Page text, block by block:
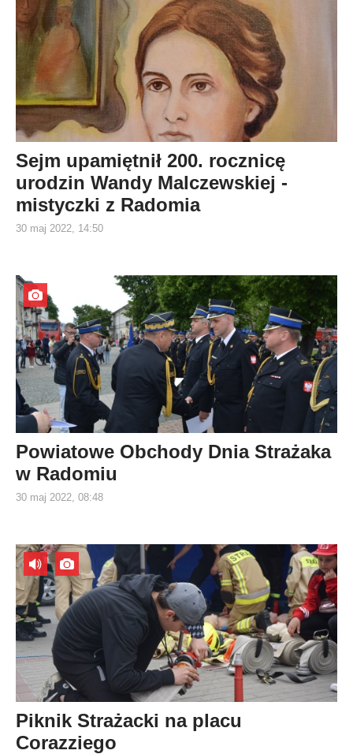
Sejm upamiętnił 200. rocznicę
urodzin Wandy Malczewskiej -
mistyczki z Radomia
30 maj 2022, 14:50
Powiatowe Obchody Dnia Strażaka
w Radomiu
30 maj 2022, 08:48
Piknik Strażacki na placu
Corazziego